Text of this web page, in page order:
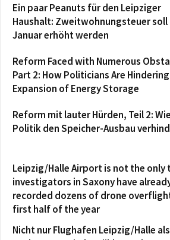
Ein paar Peanuts für den Leipziger
Haushalt: Zweitwohnungsteuer soll
Januar erhöht werden
Reform Faced with Numerous
Part 2: How Politicians Are
Expansion of Energy Storage
Reform mit lauter Hürden, Teil 2:
Politik den Speicher-Ausbau
Leipzig/Halle Airport is not the only
investigators in Saxony have
recorded dozens of drone
first half of the year
Nicht nur Flughafen Leipzig/Halle